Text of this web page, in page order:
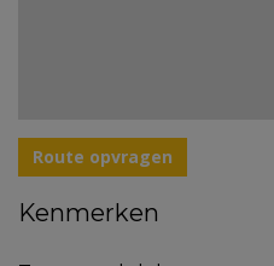
Route opvragen
Kenmerken